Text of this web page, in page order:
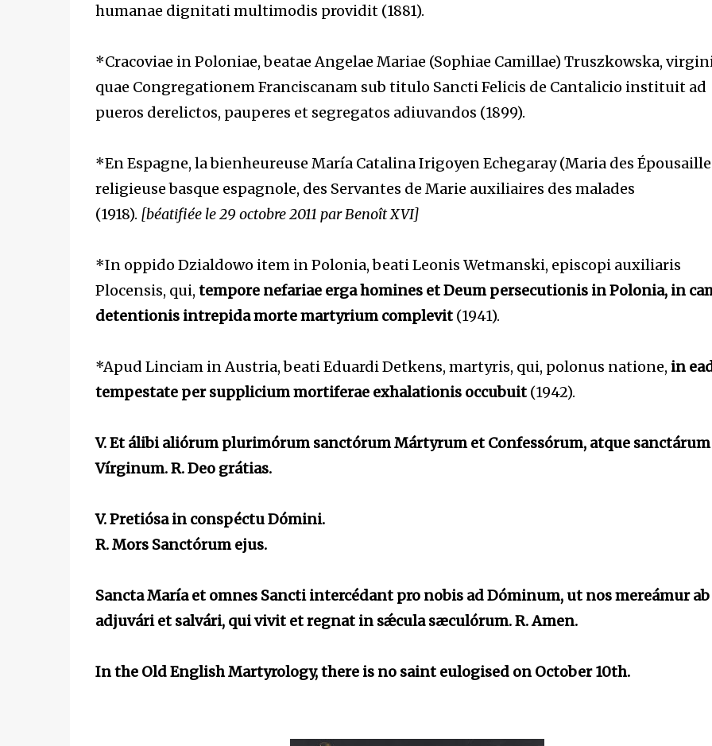
humanae dignitati multimodis providit (1881).
*Cracoviae in Poloniae, beatae Angelae Mariae (Sophiae Camillae) Truszkowska,
quae Congregationem Franciscanam sub titulo Sancti Felicis de Cantalicio instituit ad
pueros derelictos, pauperes et segregatos adiuvandos (1899).
*En Espagne, la bienheureuse María Catalina Irigoyen Echegaray (Maria des
religieuse basque espagnole, des Servantes de Marie auxiliaires des malades
(1918). [béatifiée le 29 octobre 2011 par Benoît XVI]
*In oppido Dzialdowo item in Polonia, beati Leonis Wetmanski, episcopi auxiliaris
Plocensis, qui, tempore nefariae erga homines et Deum persecutionis in Polonia, in
detentionis intrepida morte martyrium complevit(1941).
*Apud Linciam in Austria, beati Eduardi Detkens, martyris, qui, polonus natione, in
tempestate per supplicium mortiferae exhalationis occubuit(1942).
V. Et álibi aliórum plurimórum sanctórum Mártyrum et Confessórum, atque sanctárum
Vírginum. R. Deo grátias.
V. Pretiósa in conspéctu Dómini.
R. Mors Sanctórum ejus.
Sancta María et omnes Sancti intercédant pro nobis ad Dóminum, ut nos mereámur ab
adjuvári et salvári, qui vivit et regnat in sǽcula sæculórum. R. Amen.
In the Old English Martyrology, there is no saint eulogised on October 10th.